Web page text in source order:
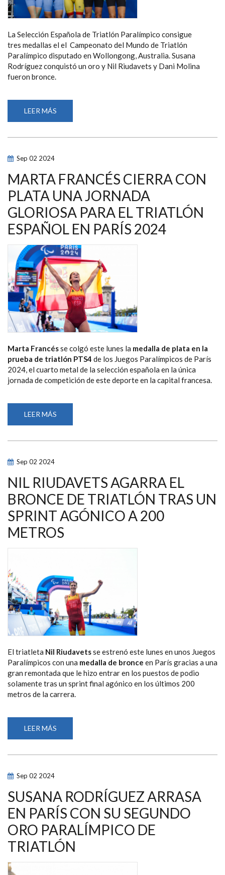
La Selección Española de Triatlón Paralímpico consigue
tres medallas el el Campeonato del Mundo de Triatlón
Paralímpico disputado en Wollongong, Australia. Susana
Rodríguez conquistó un oro y Nil Riudavets y Dani Molina
fueron bronce.
LEER MÁS
Y
MOLINA
BRONCES
EL
EN
EL
MUNDIAL
DE
TRIATLÓN
PARALÍMPICO
Sep 02 2024
MARTA FRANCÉS CIERRA CON
PLATA UNA JORNADA
GLORIOSA PARA EL TRIATLÓN
ESPAÑOL EN PARÍS 2024
Marta Francésse colgó este lunes la medalla de plata en la
prueba de triatlón PTS4 de los Juegos Paralímpicos de París
2024, el cuarto metal de la selección española en la única
jornada de competición de este deporte en la capital francesa.
LEER MÁS
FRANCÉS
CON
PARA
EL
ESPAÑOL
EN
PARÍS
2024
Sep 02 2024
NIL RIUDAVETS AGARRA EL
BRONCE DE TRIATLÓN TRAS UN
SPRINT AGÓNICO A 200
METROS
El triatleta Nil Riudavetsse estrenó este lunes en unos Juegos
Paralímpicos con una medalla de bronce en París gracias a una
gran remontada que le hizo entrar en los puestos de podio
solamente tras un sprint final agónico en los últimos 200
metros de la carrera.
LEER MÁS
RIUDAVETS
EL
UN
SPRINT
AGÓNICO
A
200
METROS
Sep 02 2024
SUSANA RODRÍGUEZ ARRASA
EN PARÍS CON SU SEGUNDO
ORO PARALÍMPICO DE
TRIATLÓN